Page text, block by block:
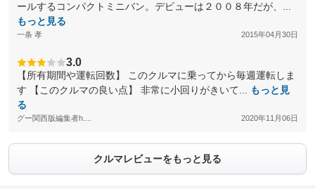
ールするコンパクトミニバン。デビューは２００８年だが、...
もっと見る
一条 孝 2015年04月30日
3.0
【所有期間や運転回数】 このクルマに乗ってから毎週運転しま
す 【このクルマの良い点】 非常に小回りがきいて...
もっと見
る
グー関西版編集者h.... 2020年11月06日
クルマレビューをもっと見る